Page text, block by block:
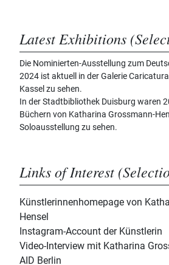
Latest Exhibitions
Die Nominierten-Ausstellung zum
2024 ist aktuell in der Galerie
Kassel zu sehen.
In der Stadtbibliothek Duisburg waren
Büchern von Katharina Grossmann-
Soloausstellung zu sehen.
Links of Interest
Künstlerinnenhomepage von
Hensel
Instagram-Account der Künstlerin
Video-Interview mit Katharina
AID Berlin